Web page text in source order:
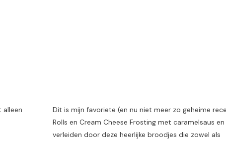
alleen
Dit is mijn favoriete (en nu niet meer zo geheime
Rolls en Cream Cheese Frosting met caramelsaus
verleiden door deze heerlijke broodjes die zowel als